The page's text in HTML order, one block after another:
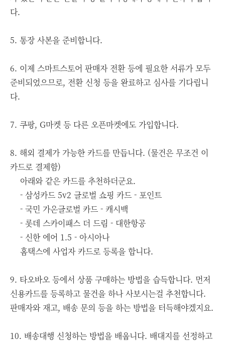
다.
5. 통장 사본을 준비합니다.
6. 이제 스마트스토어 판매자 전환 등에 필요한 서류가 모두
준비되었으므로, 전환 신청 등을 완료하고 심사를 기다립니
다.
7. 쿠팡, G마켓 등 다른 오픈마켓에도 가입합니다.
8. 해외 결제가 가능한 카드를 만듭니다. (물건은 무조건 이
카드로 결제함)
아래와 같은 카드를 추천하더군요.
- 삼성카드 5v2 글로벌 쇼핑 카드 - 포인트
- 국민 가온글로벌 카드 - 캐시백
- 롯데 스카이패스 더 드림 - 대한항공
- 신한 에어 1.5 - 아시아나
홈택스에 사업자 카드로 등록을 합니다.
9. 타오바오 등에서 상품 구매하는 방법을 습득합니다. 먼저
신용카드를 등록하고 물건을 하나 사보시는걸 추천합니다.
판매자와 재고, 배송 문의 등을 하는 방법을 터득해야겠지요.
10. 배송대행 신청하는 방법을 배웁니다. 배대지를 선정하고